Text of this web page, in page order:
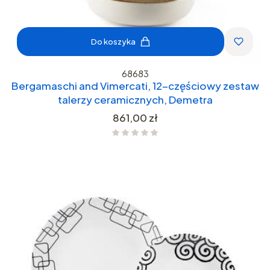
Do koszyka
68683
Bergamaschi and Vimercati, 12-częściowy zestaw
talerzy ceramicznych, Demetra
Cena
861,00 zł